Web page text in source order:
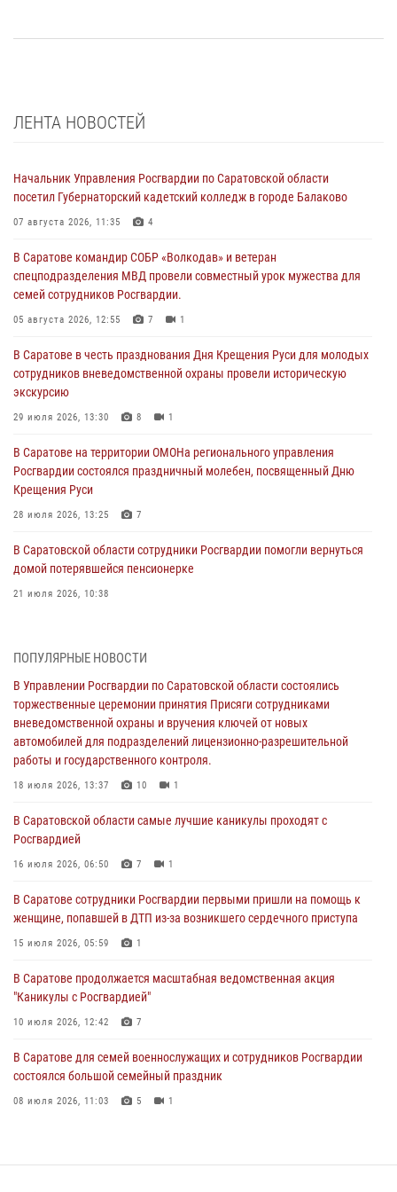
ЛЕНТА НОВОСТЕЙ
Начальник Управления Росгвардии по Саратовской области
посетил Губернаторский кадетский колледж в городе Балаково
07 августа 2026, 11:35 4
В Саратове командир СОБР «Волкодав» и ветеран
спецподразделения МВД провели совместный урок мужества для
семей сотрудников Росгвардии.
05 августа 2026, 12:55 7 1
В Саратове в честь празднования Дня Крещения Руси для молодых
сотрудников вневедомственной охраны провели историческую
экскурсию
29 июля 2026, 13:30 8 1
В Саратове на территории ОМОНа регионального управления
Росгвардии состоялся праздничный молебен, посвященный Дню
Крещения Руси
28 июля 2026, 13:25 7
В Саратовской области сотрудники Росгвардии помогли вернуться
домой потерявшейся пенсионерке
21 июля 2026, 10:38
вневедомственной охраны и вручения ключей от новых
автомобилей для подразделений лицензионно-разрешительной
работы и государственного контроля.
18 июля 2026, 13:37 10 1
В Саратовской области самые лучшие каникулы проходят с
Росгвардией
В Саратове сотрудники Росгвардии первыми пришли на помощь к
женщине, попавшей в ДТП из-за возникшего сердечного приступа
В Саратове продолжается масштабная ведомственная акция
"Каникулы с Росгвардией"
В Саратовской области при содействии спецназа Росгвардии
задержан подозреваемый в незаконном обороте наркотиков
ПОПУЛЯРНЫЕ НОВОСТИ
В Управлении Росгвардии по Саратовской области состоялись
торжественные церемонии принятия Присяги сотрудниками
вневедомственной охраны и вручения ключей от новых
автомобилей для подразделений лицензионно-разрешительной
работы и государственного контроля.
18 июля 2026, 13:37 10 1
В Саратовской области самые лучшие каникулы проходят с
Росгвардией
16 июля 2026, 06:50 7 1
В Саратове сотрудники Росгвардии первыми пришли на помощь к
женщине, попавшей в ДТП из-за возникшего сердечного приступа
15 июля 2026, 05:59 1
В Саратове продолжается масштабная ведомственная акция
"Каникулы с Росгвардией"
10 июля 2026, 12:42 7
В Саратове для семей военнослужащих и сотрудников Росгвардии
состоялся большой семейный праздник
08 июля 2026, 11:03 5 1